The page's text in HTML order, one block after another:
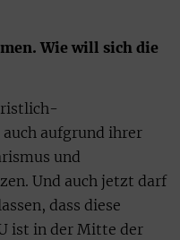
Wie will sich die
aufgrund ihrer
und
Und auch jetzt darf
dass diese
ist in der Mitte der